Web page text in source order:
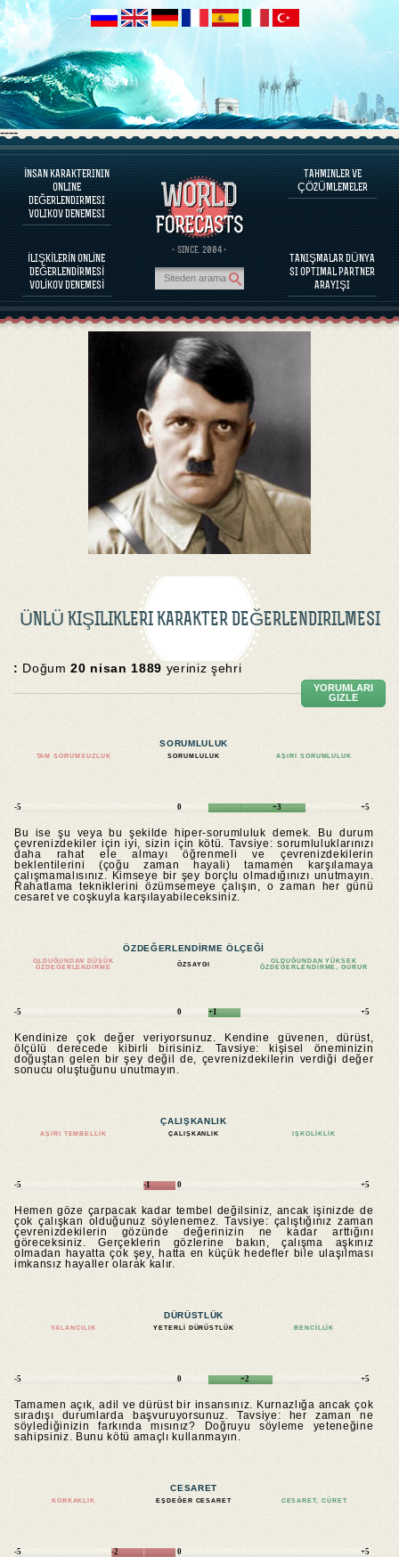
----
İNSAN KARAKTERININ
ONLINE
DEĞERLENDIRMESI
VOLIKOV DENEMESI
İLIŞKİLERİN ONLİNE
DEĞERLENDİRMESİ
VOLİKOV DENEMESİ
· SINCE. 2004 ·
TAHMINLER VE
ÇÖZÜMLEMELER
TANIŞMALAR DÜNYA
SI OPTIMAL PARTNER
ARAYIŞI
PROGRAM HAKKINDA
İNSAN KARAKTERINI DEĞERLENDIRINIZ
ÜNLÜ KIŞILIKLERI KARAKTER DEĞERLENDIRILMESI
PROGRAM HAKKINDA
PARTNERLERIN BAĞDAŞABILIRLIĞINI DEĞERLENDIRINIZ
TAHMINLER VE ÇÖZÜMLEMELER
ÜNLÜ KIŞILIKLERI KARAKTER DEĞERLENDIRILMESI
: Doğum20 nisan 1889 yeriniz şehri
YORUMLARI
GIZLE
SORUMLULUK
TAM SORUMSUZLUK SORUMLULUK AŞIRI SORUMLULUK
-5 0 +3 +5
Bu ise şu veya bu şekilde hiper-sorumluluk demek. Bu durum
çevrenizdekiler için iyi, sizin için kötü. Tavsiye: sorumluluklarınızı
daha rahat ele almayı öğrenmeli ve çevrenizdekilerin
beklentilerini (çoğu zaman hayali) tamamen karşılamaya
çalışmamalısınız. Kimseye bir şey borçlu olmadığınızı unutmayın.
Rahatlama tekniklerini özümsemeye çalışın, o zaman her günü
cesaret ve coşkuyla karşılayabileceksiniz.
ÖZDEĞERLENDIRME ÖLÇEĞI
OLDUĞUNDAN DÜŞÜK
ÖZDEĞERLENDIRME
ÖZSAYGI
OLDUĞUNDAN YÜKSEK
ÖZDEĞERLENDIRME, GURUR
-5 0 +1 +5
Kendinize çok değer veriyorsunuz. Kendine güvenen, dürüst,
ölçülü derecede kibirli birisiniz. Tavsiye: kişisel öneminizin
doğuştan gelen bir şey değil de, çevrenizdekilerin verdiği değer
sonucu oluştuğunu unutmayın.
ÇALIŞKANLIK
AŞIRI TEMBELLIK ÇALIŞKANLIK IŞKOLIKLIK
-5 -1 0 +5
Hemen göze çarpacak kadar tembel değilsiniz, ancak işinizde de
çok çalışkan olduğunuz söylenemez. Tavsiye: çalıştığınız zaman
çevrenizdekilerin gözünde değerinizin ne kadar arttığını
göreceksiniz. Gerçeklerin gözlerine bakın, çalışma aşkınız
olmadan hayatta çok şey, hatta en küçük hedefler bile ulaşılması
imkansız hayaller olarak kalır.
DÜRÜSTLÜK
YALANCILIK YETERLI DÜRÜSTLÜK BENCILLIK
-5 0 +2 +5
Tamamen açık, adil ve dürüst bir insansınız. Kurnazlığa ancak çok
sıradışı durumlarda başvuruyorsunuz. Tavsiye: her zaman ne
söylediğinizin farkında mısınız? Doğruyu söyleme yeteneğine
sahipsiniz. Bunu kötü amaçlı kullanmayın.
CESARET
KORKAKLIK EŞDEĞER CESARET CESARET, CÜRET
-5 -2 0 +5